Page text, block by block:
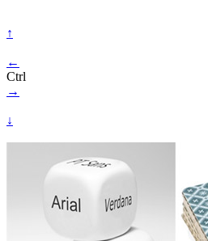
↑
←
Ctrl
→
↓